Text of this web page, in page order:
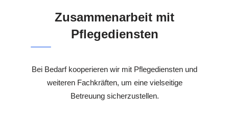
Zusammenarbeit mit
Pflegediensten
Bei Bedarf kooperieren wir mit Pflegediensten und
weiteren Fachkräften, um eine vielseitige
Betreuung sicherzustellen.